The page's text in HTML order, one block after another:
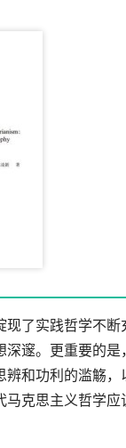
了实践哲学不断
邃。更重要的
和功利的滥觞
克思主义哲学